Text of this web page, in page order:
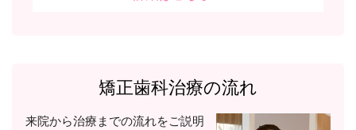
矯正歯科治療の流れ
来院から治療までの流れをご説明